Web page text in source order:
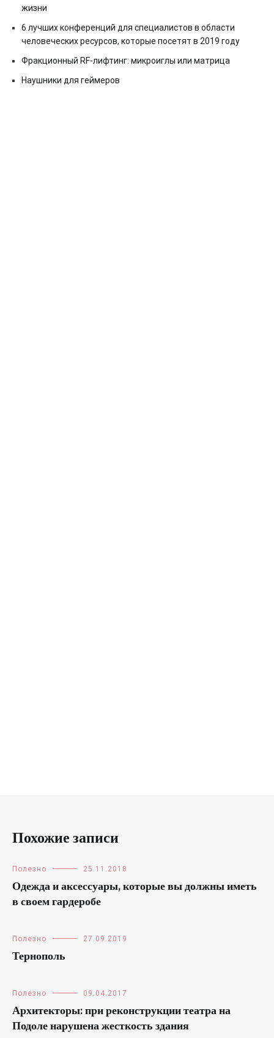
жизни
6 лучших конференций для специалистов в области
человеческих ресурсов, которые посетят в 2019 году
Фракционный RF-лифтинг: микроиглы или матрица
Наушники для геймеров
Похожие записи
Полезно 25.11.2018
Одежда и аксессуары, которые вы должны иметь
в своем гардеробе
Полезно 27.09.2019
Тернополь
Полезно 09.04.2017
Архитекторы: при реконструкции театра на
Подоле нарушена жесткость здания